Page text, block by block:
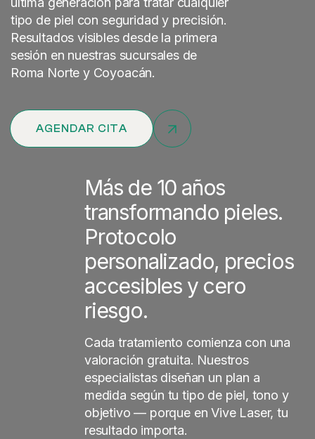
tipo de piel con seguridad y precisión.
Resultados visibles desde la primera
sesión en nuestras sucursales de
Roma Norte y Coyoacán.
AGENDAR CITA
Más de 10 años
transformando pieles.
Protocolo
personalizado, precios
accesibles y cero
riesgo.
Cada tratamiento comienza con una
valoración gratuita. Nuestros
especialistas diseñan un plan a
medida según tu tipo de piel, tono y
objetivo — porque en Vive Laser, tu
resultado importa.